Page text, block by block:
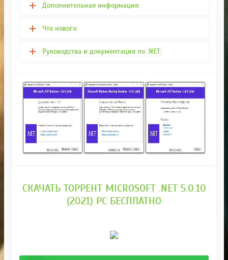
Дополнительная информация:
Что нового:
Руководства и документация по .NET:
СКАЧАТЬ ТОРРЕНТ MICROSOFT .NET 5.0.10
(2021) PC БЕСПЛАТНО